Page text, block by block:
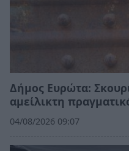
Δήμος Ευρώτα:
αμείλικτη
04/08/2026 09:07